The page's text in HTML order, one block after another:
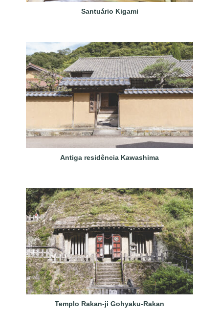
Santuário Kigami
Antiga residência Kawashima
Templo Rakan-ji Gohyaku-Rakan